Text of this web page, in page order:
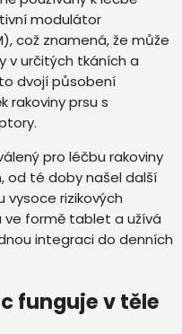
modulátor
což znamená, že může
v určitých tkáních a
dvojí působení
rakoviny prsu s
pro léčbu rakoviny
od té doby našel další
vysoce rizikových
ve formě tablet a užívá
integraci do denních
funguje v těle